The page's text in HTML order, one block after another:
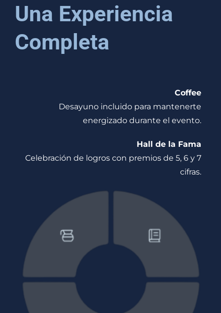
Una Experiencia
Completa
Coffee
Desayuno incluido para mantenerte
energizado durante el evento.
Hall de la Fama
Celebración de logros con premios de 5, 6 y 7
cifras.